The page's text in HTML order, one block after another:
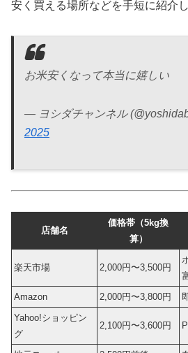
安く買える場所などを手短に紹介し
お米安くなって本当に嬉しい
— ヨシダチャンネル
2025
店舗名
価格帯（5kg換
算）
楽天市場 2,000円〜3,500円
Amazon
2,000円〜3,800円
Yahoo!ショッピン
グ
2,100円〜3,600円